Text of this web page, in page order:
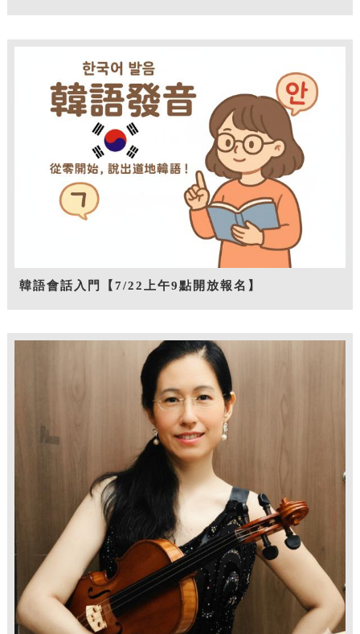
韓語會話入門【7/22上午9點開放報名】